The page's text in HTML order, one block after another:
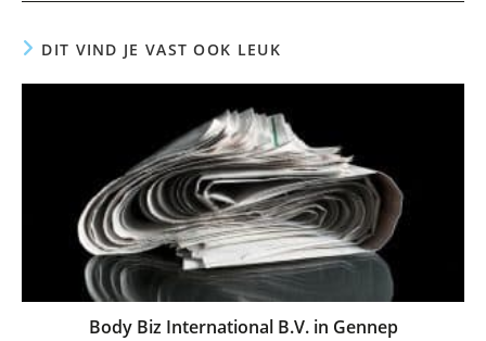
DIT VIND JE VAST OOK LEUK
Body Biz International B.V. in Gennep